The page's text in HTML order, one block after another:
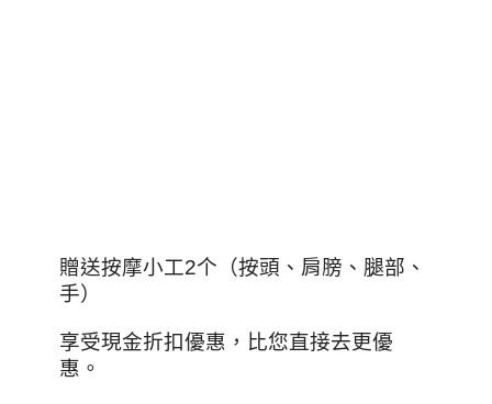
贈送按摩小工2个（按頭、肩膀、腿部、
手）
享受現金折扣優惠，比您直接去更優
惠。